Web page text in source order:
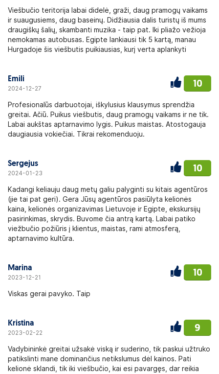
Viešbučio teritorija labai didelė, graži, daug pramogų vaikams
ir suaugusiems, daug baseinų. Didžiausia dalis turistų iš mums
draugiškų šalių, skambanti muzika - taip pat. Iki pliažo vežioja
nemokamas autobusas. Egipte lankiausi tik 5 kartą, manau
Hurgadoje šis viešbutis puikiausias, kurį verta aplankyti
Emili
2024-12-27 10
Profesionalūs darbuotojai, iškylusius klausymus sprendžia
greitai. Ačiū. Puikus viešbutis, daug pramogų vaikams ir ne tik.
Labai aukštas aptarnavimo lygis. Puikus maistas. Atostogauja
daugiausia vokiečiai. Tikrai rekomenduoju.
Sergejus
2024-01-23 10
Kadangi keliauju daug metų galiu palyginti su kitais agentūros
(jie tai pat geri). Gera Jūsų agentūros pasiūlyta kelionės
kaina, kelionės organizavimas Lietuvoje ir Egipte, ekskursijų
pasirinkimas, skrydis. Buvome čia antrą kartą. Labai patiko
viežbučio požiūris į klientus, maistas, rami atmosferą,
aptarnavimo kultūra.
Marina
2023-12-21 10
Viskas gerai pavyko. Taip
Kristina
2023-02-22 9
Vadybininkė greitai užsakė viską ir suderino, tik paskui užtruko
patikslinti mane dominančius netikslumus dėl kainos. Pati
kelionė sklandi, tik iki viešbučio, kai esi pavargęs, dar reikia